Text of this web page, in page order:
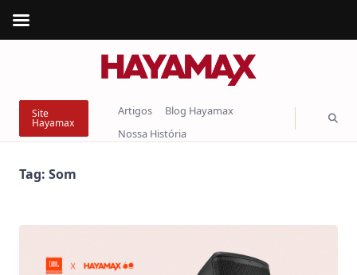
Site
Hayamax
Artigos
Blog Hayamax
Nossa História
Tag: Som